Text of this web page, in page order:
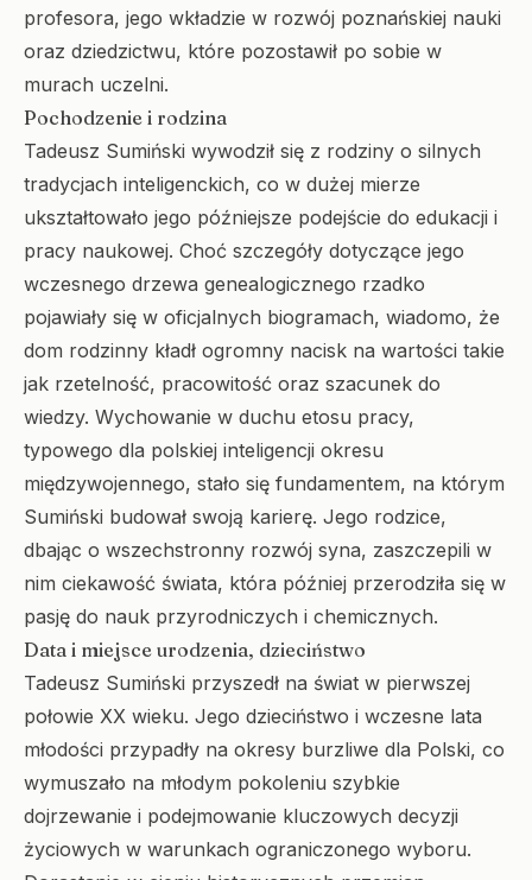
profesora, jego wkładzie w rozwój poznańskiej nauki
oraz dziedzictwu, które pozostawił po sobie w
murach uczelni.
Pochodzenie i rodzina
Tadeusz Sumiński wywodził się z rodziny o silnych
tradycjach inteligenckich, co w dużej mierze
ukształtowało jego późniejsze podejście do edukacji i
pracy naukowej. Choć szczegóły dotyczące jego
wczesnego drzewa genealogicznego rzadko
pojawiały się w oficjalnych biogramach, wiadomo, że
dom rodzinny kładł ogromny nacisk na wartości takie
jak rzetelność, pracowitość oraz szacunek do
wiedzy. Wychowanie w duchu etosu pracy,
typowego dla polskiej inteligencji okresu
międzywojennego, stało się fundamentem, na którym
Sumiński budował swoją karierę. Jego rodzice,
dbając o wszechstronny rozwój syna, zaszczepili w
nim ciekawość świata, która później przerodziła się w
pasję do nauk przyrodniczych i chemicznych.
Data i miejsce urodzenia, dzieciństwo
Tadeusz Sumiński przyszedł na świat w pierwszej
połowie XX wieku. Jego dzieciństwo i wczesne lata
młodości przypadły na okresy burzliwe dla Polski, co
wymuszało na młodym pokoleniu szybkie
dojrzewanie i podejmowanie kluczowych decyzji
życiowych w warunkach ograniczonego wyboru.